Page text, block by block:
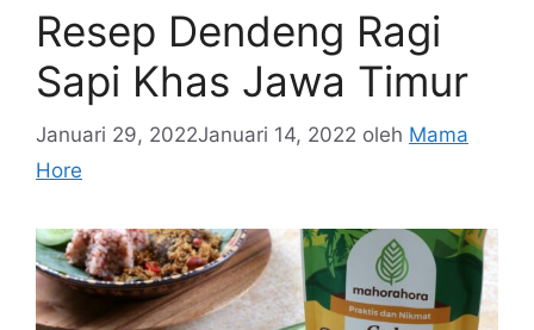
Resep Dendeng Ragi
Sapi Khas Jawa Timur
Januari 29, 2022Januari 14, 2022 oleh Mama
Hore